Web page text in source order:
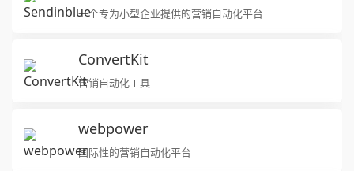
一个专为小型企业提供的营销自动化平台
ConvertKit
营销自动化工具
webpower
国际性的营销自动化平台